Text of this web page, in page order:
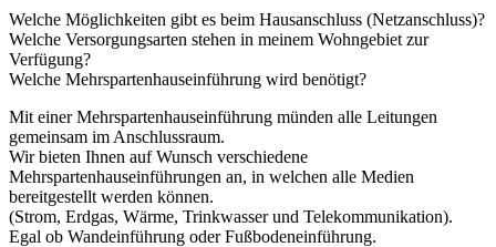
Welche Möglichkeiten gibt es beim Hausanschluss (Netzanschluss)?
Welche Versorgungsarten stehen in meinem Wohngebiet zur
Verfügung?
Welche Mehrspartenhauseinführung wird benötigt?
Mit einer Mehrspartenhauseinführung münden alle Leitungen
gemeinsam im Anschlussraum.
Wir bieten Ihnen auf Wunsch verschiedene
Mehrspartenhauseinführungen an, in welchen alle Medien
bereitgestellt werden können.
(Strom, Erdgas, Wärme, Trinkwasser und Telekommunikation).
Egal ob Wandeinführung oder Fußbodeneinführung.